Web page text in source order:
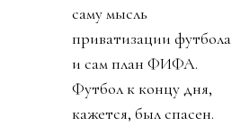
саму мысль
приватизации футбола
и сам план ФИФА.
Футбол к концу дня,
кажется, был спасен.